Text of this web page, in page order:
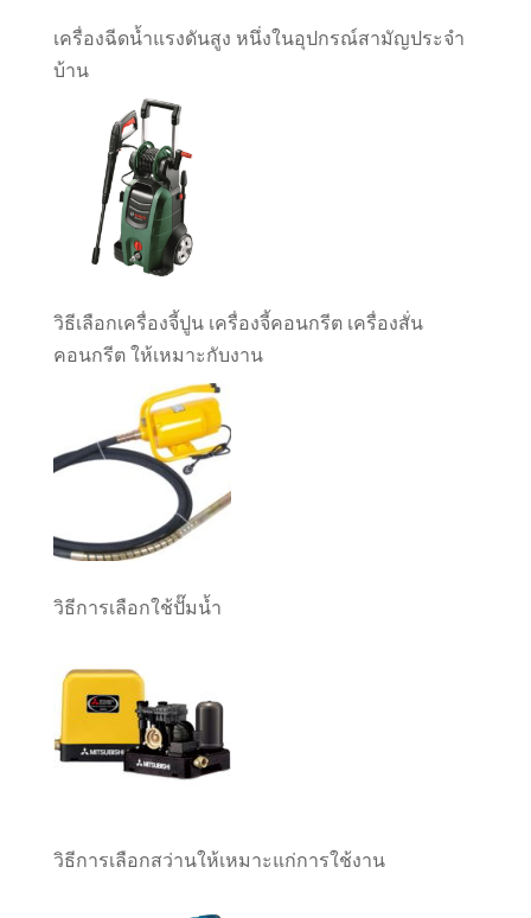
เครื่องฉีดน้ำแรงดันสูง หนึ่งในอุปกรณ์สามัญประจำ
บ้าน
วิธีเลือกเครื่องจี้ปูน เครื่องจี้คอนกรีต เครื่องสั่น
คอนกรีต ให้เหมาะกับงาน
วิธีการเลือกใช้ปั๊มน้ำ
วิธีการเลือกสว่านให้เหมาะแก่การใช้งาน